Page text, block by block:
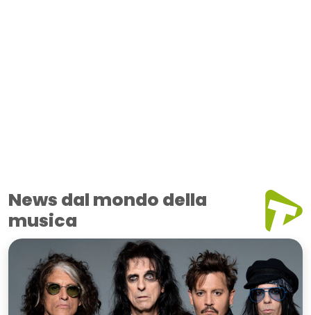
News dal mondo della
musica